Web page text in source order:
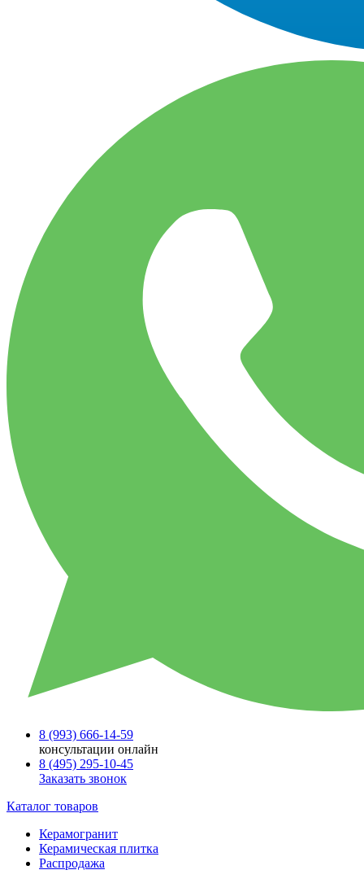
8 (993) 666-14-59
консультации онлайн
8 (495) 295-10-45
Заказать звонок
Каталог товаров
Керамогранит
Керамическая плитка
Распродажа